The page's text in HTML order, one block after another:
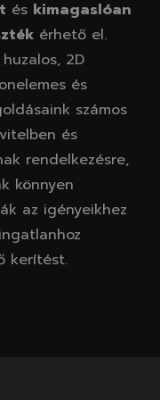
és kimagaslóan
érhető el.
2D
és
számos
és
rendelkezésre,
könnyen
az igényeikhez
kerítést.